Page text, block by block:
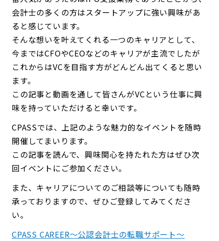
会計士の多くの方はスタートアップに強い興味があ
ると感じています。
そんな想いを叶えてくれる一つのキャリアとして、
今まではCFOやCEOなどのキャリアが主流でしたが
これからはVCを目指す方がどんどん出てくると思い
ます。
この記事と動画を通して皆さんがVCという仕事に興
味を持っていただけると幸いです。
CPASSでは、上記のような魅力的なイベントを随時
開催してまいります。
この記事を読んで、興味関心を持たれた方はぜひ次
回イベントにご参加ください。
また、キャリアについてのご相談等についても随時
承っておりますので、ぜひご登録してみてくださ
い。
CPASS CAREER〜公認会計士の転職サポート〜